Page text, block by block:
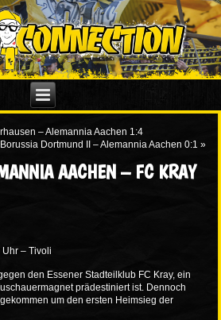
– Alemannia Aachen 1:4
Dortmund II – Alemannia Aachen 0:1 »
AACHEN – FC KRAY
– Tivoli
den Essener Stadteilklub FC Kray, ein
prädestiniert ist. Dennoch
um den ersten Heimsieg der